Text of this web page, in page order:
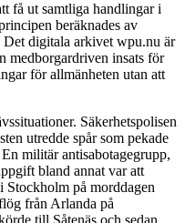
få ut samtliga handlingar i
beräknades av
Det digitala arkivet wpu.nu är
medborgardriven insats för
för allmänheten utan att
Säkerhetspolisen
utredde spår som pekade
militär antisabotagegrupp,
bland annat var att
Stockholm på morddagen
från Arlanda på